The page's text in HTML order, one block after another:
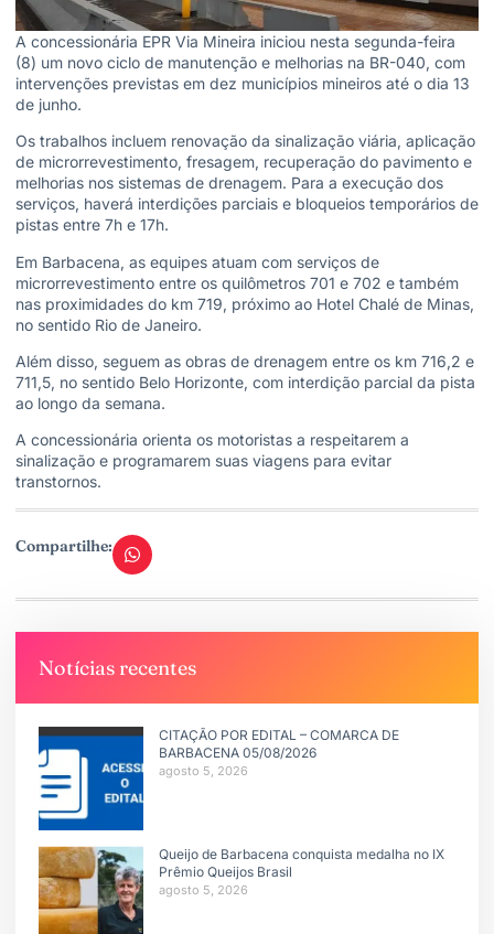
A concessionária EPR Via Mineira iniciou nesta segunda-feira
(8) um novo ciclo de manutenção e melhorias na BR-040, com
intervenções previstas em dez municípios mineiros até o dia 13
de junho.
Os trabalhos incluem renovação da sinalização viária, aplicação
de microrrevestimento, fresagem, recuperação do pavimento e
melhorias nos sistemas de drenagem. Para a execução dos
serviços, haverá interdições parciais e bloqueios temporários de
pistas entre 7h e 17h.
Em Barbacena, as equipes atuam com serviços de
microrrevestimento entre os quilômetros 701 e 702 e também
nas proximidades do km 719, próximo ao Hotel Chalé de Minas,
no sentido Rio de Janeiro.
Além disso, seguem as obras de drenagem entre os km 716,2 e
711,5, no sentido Belo Horizonte, com interdição parcial da pista
ao longo da semana.
A concessionária orienta os motoristas a respeitarem a
sinalização e programarem suas viagens para evitar
transtornos.
Compartilhe:
Notícias recentes
CITAÇÃO POR EDITAL – COMARCA DE
BARBACENA 05/08/2026
agosto 5, 2026
Queijo de Barbacena conquista medalha no IX
Prêmio Queijos Brasil
agosto 5, 2026